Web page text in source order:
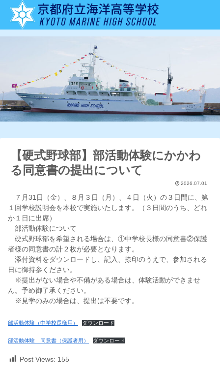
【硬式野球部】部活動体験にかかわ
る同意書の提出について
2026.07.01
７月31日（金）、８月３日（月）、４日（火）の３日間に、第
１回学校説明会を本校で実施いたします。（３日間のうち、どれ
か１日に出席）
部活動体験について
硬式野球部を希望される場合は、①中学校長様の同意書②保護
者様の同意書の計２枚が必要となります。
添付資料をダウンロードし、記入、捺印のうえで、参加される
日に御持参ください。
※提出がない場合や不備がある場合は、体験活動ができませ
ん。予め御了承ください。
※見学のみの場合は、提出は不要です。
部活動体験（中学校長様用） ダウンロード
部活動体験 同意書（保護者用） ダウンロード
Post Views: 155